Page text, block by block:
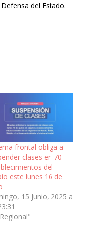
del Estado.
frontal obliga a
clases en 70
del
este lunes 16 de
15 Junio, 2025 a